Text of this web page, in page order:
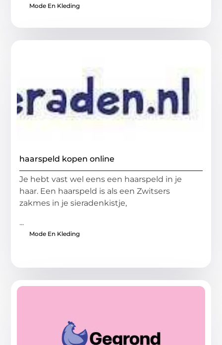
Mode En Kleding
haarspeld kopen online
Je hebt vast wel eens een haarspeld in je
haar. Een haarspeld is als een Zwitsers
zakmes in je sieradenkistje,
...
Mode En Kleding